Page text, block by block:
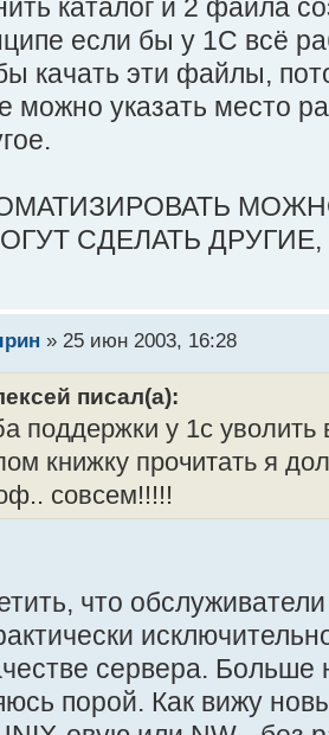
каталог и 2 файла
если бы у 1С всё
качать эти файлы,
можно указать место
СДЕЛАТЬ
» 25 июн 2003, 16:28
писал(а):
поддержки у 1с уволить
книжку прочитать я
совсем!!!!!
что
сервера. Больше
порой. Как вижу